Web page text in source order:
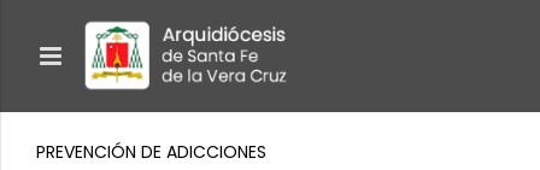
PREVENCIÓN DE ADICCIONES